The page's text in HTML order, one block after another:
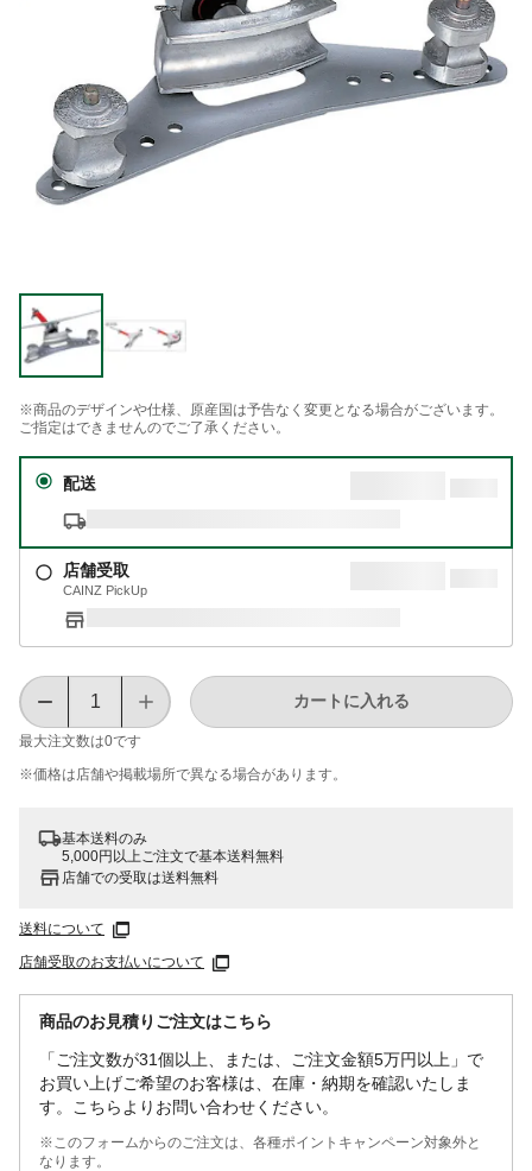
※商品のデザインや仕様、原産国は予告なく変更となる場合がございます。
ご指定はできませんのでご了承ください。
配送
店舗受取
CAINZ PickUp
最大注文数は0です
カートに入れる
※価格は​店舗や​掲載場所で​異なる​場合が​あります。
基本送料のみ
5,000円以上ご注文で基本送料無料
店舗での受取は送料無料
送料について
店舗受取のお支払いについて
商品のお見積りご注文はこちら
「ご注文数が31個以上、または、ご注文金額5万円以上」で
お買い上げご希望のお客様は、在庫・納期を確認いたしま
す。こちらよりお問い合わせください。
※このフォームからのご注文は、各種ポイントキャンペーン対象外と
なります。